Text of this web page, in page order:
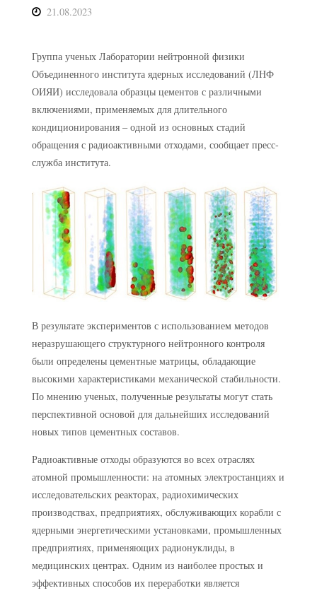
21.08.2023
Группа ученых Лаборатории нейтронной физики
Объединенного института ядерных исследований (ЛНФ
ОИЯИ) исследовала образцы цементов с различными
включениями, применяемых для длительного
кондиционирования – одной из основных стадий
обращения с радиоактивными отходами, сообщает пресс-
служба института.
В результате экспериментов с использованием методов
неразрушающего структурного нейтронного контроля
были определены цементные матрицы, обладающие
высокими характеристиками механической стабильности.
По мнению ученых, полученные результаты могут стать
перспективной основой для дальнейших исследований
новых типов цементных составов.
Радиоактивные отходы образуются во всех отраслях
атомной промышленности: на атомных электростанциях и
исследовательских реакторах, радиохимических
производствах, предприятиях, обслуживающих корабли с
ядерными энергетическими установками, промышленных
предприятиях, применяющих радионуклиды, в
медицинских центрах. Одним из наиболее простых и
эффективных способов их переработки является